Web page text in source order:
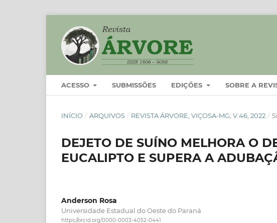
ACESSO SUBMISSÕES EDIÇÕES SOBRE A
INÍCIO / ARQUIVOS / REVISTA ÁRVORE, VIÇOSA-MG, V.46, 2022 /
DEJETO DE SUÍNO MELHORA O
EUCALIPTO E SUPERA A
Anderson Rosa
Universidade Estadual do Oeste do Paraná
https://orcid.org/0000-0003-4052-0441